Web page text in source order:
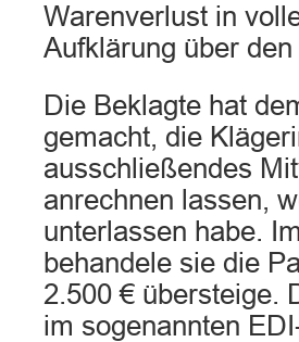
Warenverlust in
Aufklärung über
Die Beklagte hat
gemacht, die
ausschließendes
anrechnen lassen,
unterlassen habe.
behandele sie die
2.500 € übersteige.
im sogenannten